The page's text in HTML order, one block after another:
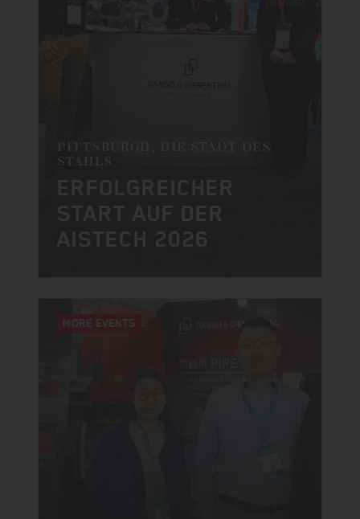
PITTSBURGH, DIE STADT DES
STAHLS
START AUF DER
AISTECH 2026
MORE EVENTS